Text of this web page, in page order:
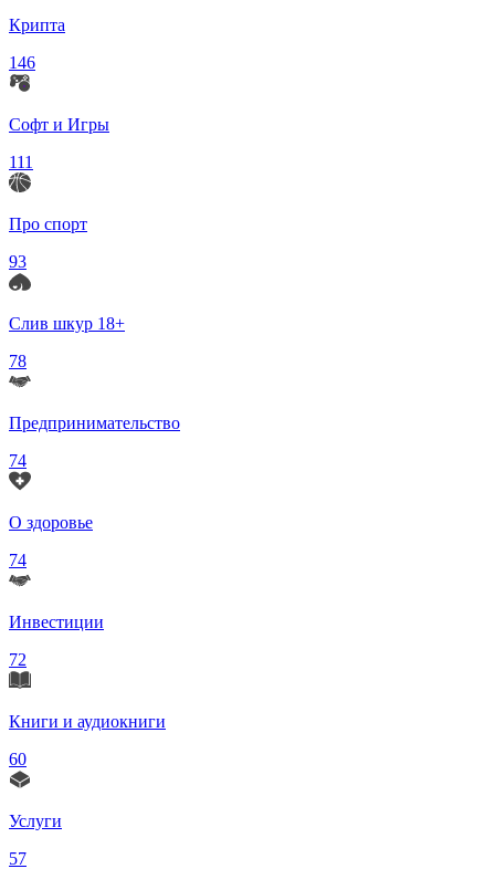
Крипта
146
Софт и Игры
111
Про спорт
93
Слив шкур 18+
78
Предпринимательство
74
О здоровье
74
Инвестиции
72
Книги и аудиокниги
60
Услуги
57